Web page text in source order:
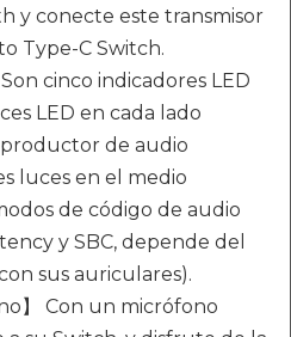
y conecte este transmisor
Type-C Switch.
Son cinco indicadores LED
LED en cada lado
de audio
luces en el medio
de código de audio
y SBC, depende del
sus auriculares).
】 Con un micrófono